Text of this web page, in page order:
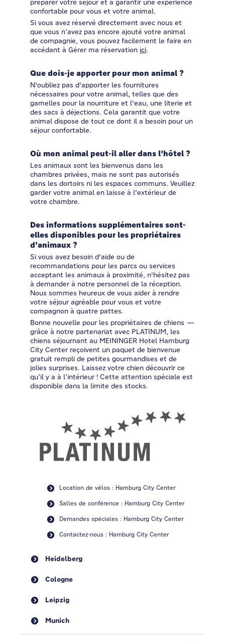
préparer votre séjour et à garantir une expérience
confortable pour vous et votre animal.
Si vous avez réservé directement avec nous et
que vous n’avez pas encore ajouté votre animal
de compagnie, vous pouvez facilement le faire en
accédant à Gérer ma réservation ici.
Que dois-je apporter pour mon animal ?
N'oubliez pas d'apporter les fournitures
nécessaires pour votre animal, telles que des
gamelles pour la nourriture et l'eau, une literie et
des sacs à déjections. Cela garantit que votre
animal dispose de tout ce dont il a besoin pour un
séjour confortable.
Où mon animal peut-il aller dans l'hôtel ?
Les animaux sont les bienvenus dans les
chambres privées, mais ne sont pas autorisés
dans les dortoirs ni les espaces communs. Veuillez
garder votre animal en laisse à l'extérieur de
votre chambre.
Des informations supplémentaires sont-
elles disponibles pour les propriétaires
d'animaux ?
Si vous avez besoin d'aide ou de
recommandations pour les parcs ou services
acceptant les animaux à proximité, n'hésitez pas
à demander à notre personnel de la réception.
Nous sommes heureux de vous aider à rendre
votre séjour agréable pour vous et votre
compagnon à quatre pattes.
Bonne nouvelle pour les propriétaires de chiens —
grâce à notre partenariat avec PLATINUM, les
chiens séjournant au MEININGER Hotel Hamburg
City Center reçoivent un paquet de bienvenue
gratuit rempli de petites gourmandises et de
jolies surprises. Laissez votre chien découvrir ce
qu’il y a à l’intérieur ! Cette attention spéciale est
disponible dans la limite des stocks.
Location de vélos : Hamburg City Center
Salles de conférence : Hamburg City Center
Demandes spéciales : Hamburg City Center
Contactez-nous : Hamburg City Center
Heidelberg
Cologne
Leipzig
Munich